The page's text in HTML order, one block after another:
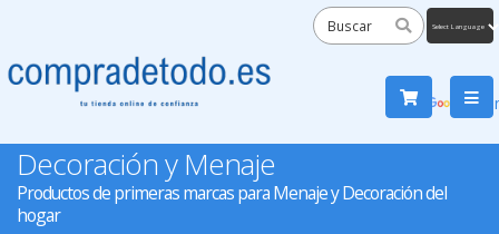
by
Decoración y Menaje
Productos de primeras marcas para Menaje y Decoración del
hogar